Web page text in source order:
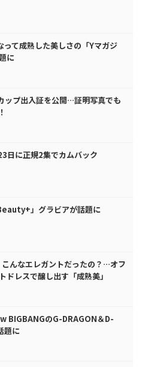
って成熟した美しさの「Yマガジ
に
ップ出入証を公開…証明写真でも
に正規2集でカムバック
」グラビアが話題に
こんなエレガントだったの？…オフ
ドレスで醸し出す「成熟美」
BIGBANGのG-DRAGON＆D-
題に